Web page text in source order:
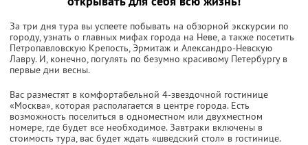
За три дня тура вы успеете побывать на обзорной экскурсии по
городу, узнать о главных мифах города на Неве, а также посетить
Петропавловскую Крепость, Эрмитаж и Александро-Невскую
Лавру. И, конечно, погулять по безумно красивому Петербургу в
первые дни весны.
Вас разместят в комфортабельной 4-звездочной гостинице
«Москва», которая располагается в центре города. Есть
возможность поселиться в одноместном или двухместном
номере, где будет все необходимое. Завтраки включены в
стоимость тура, вас будет ждать «шведский стол» в гостинице.